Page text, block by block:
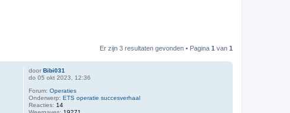
Er zijn 3 resultaten gevonden • Pagina 1 van 1
doorBibi031
do 05 okt 2023, 12:36
Forum:Operaties
Onderwerp:ETS operatie succesverhaal
Reacties: 14